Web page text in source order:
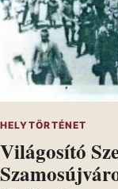
HELYTÖRTÉNET
Világosító